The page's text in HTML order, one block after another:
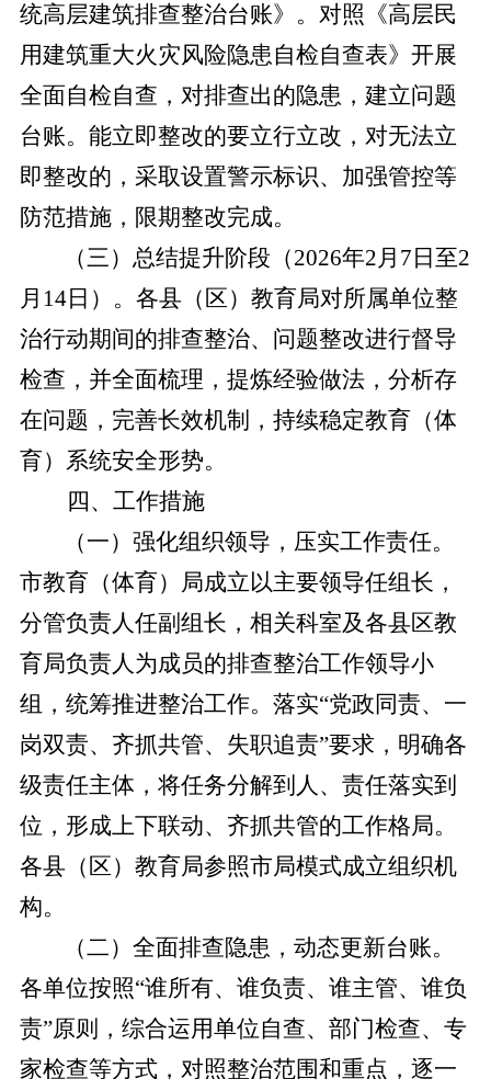
统高层建筑排查整治台账》。 对照《高层民
用建筑重大火灾风险隐患自检自查表》开展
全面自检自查，对排查出的隐患，建立问题
台账。能立即整改的要立行立改，对无法立
即整改的，采取设置警示标识、加强管控等
防范措施，限期整改完成。
（三）总结提升阶段（2026年2月7日至2
月14日）。 各县（区）教育局对所属单位整
治行动期间的排查整治、问题整改进行督导
检查，并全面梳理，提炼经验做法，分析存
在问题，完善长效机制，持续稳定教育（体
育）系统安全形势。
四、工作措施
（一）强化组织领导，压实工作责任。
市教育（体育）局成立以主要领导任组长，
分管负责人任副组长，相关科室及各县区教
育局负责人为成员的排查整治工作领导小
组，统筹推进整治工作。落实“党政同责、一
岗双责、齐抓共管、失职追责”要求，明确各
级责任主体，将任务分解到人、责任落实到
位，形成上下联动、齐抓共管的工作格局。
各县（区）教育局参照市局模式成立组织机
构。
（二）全面排查隐患，动态更新台账。
各单位按照“谁所有、谁负责、谁主管、谁负
责”原则，综合运用单位自查、部门检查、专
家检查等方式，对照整治范围和重点，逐一